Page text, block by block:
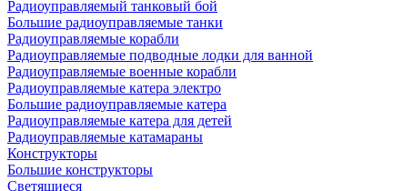
Радиоуправляемый танковый бой
Большие радиоуправляемые танки
Радиоуправляемые корабли
Радиоуправляемые подводные лодки для ванной
Радиоуправляемые военные корабли
Радиоуправляемые катера электро
Большие радиоуправляемые катера
Радиоуправляемые катера для детей
Радиоуправляемые катамараны
Конструкторы
Большие конструкторы
Светящиеся